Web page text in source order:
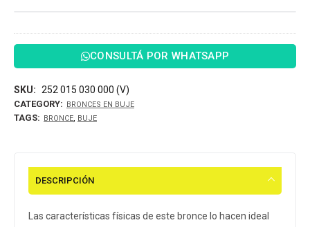
CONSULTÁ POR WHATSAPP
SKU: 252 015 030 000 (V)
CATEGORY: BRONCES EN BUJE
TAGS: BRONCE BUJE
DESCRIPCIÓN
Las características físicas de este bronce lo hacen ideal